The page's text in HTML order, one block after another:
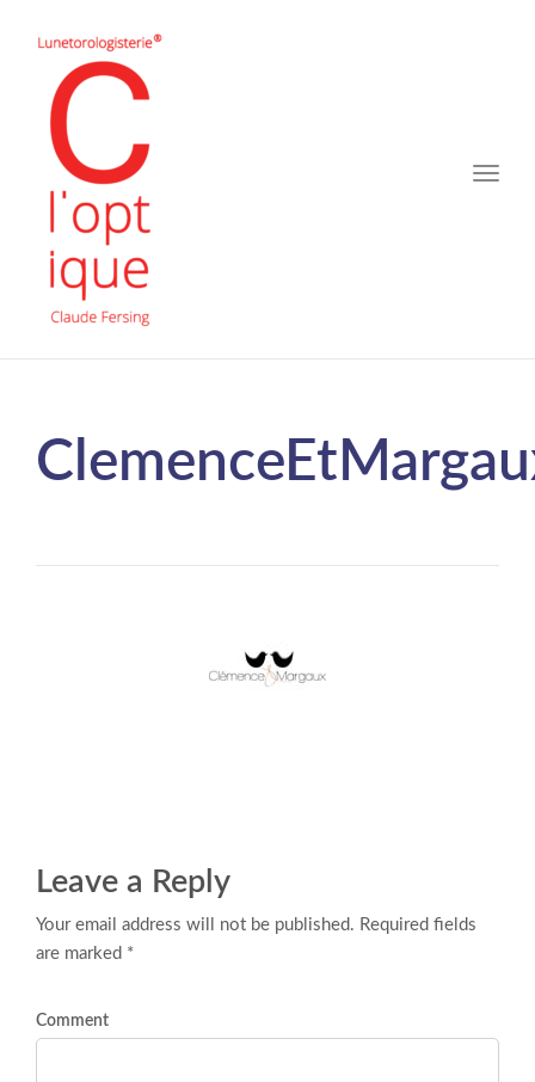
Toggle
Leave a Reply
Your email address will not be published. Required fields
are marked *
Comment